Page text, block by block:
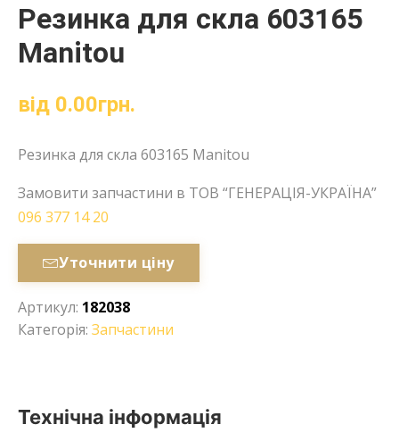
Резинка для скла 603165
Manitou
від 0.00грн.
Резинка для скла 603165 Manitou
Замовити запчастини в ТОВ “ГЕНЕРАЦІЯ-УКРАЇНА”
096 377 14 20
Уточнити ціну
Артикул: 182038
Категорія: Запчастини
Технічна інформація